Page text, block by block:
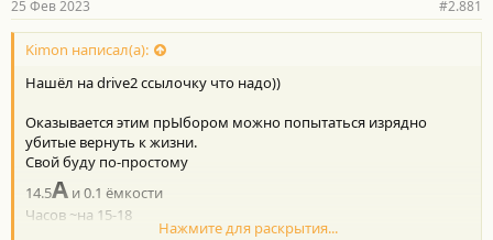
м
ы
а
л
а
25 Фев 2023 #2.881
Kimon написал(а):
Нашёл на drive2 ссылочку что надо))
Оказывается этим прЫбором можно попытаться изрядно
убитые вернуть к жизни.
Свой буду по-простому
14.5А и 0.1 ёмкости
Часов ~на 15-18
Нажмите для раскрытия...